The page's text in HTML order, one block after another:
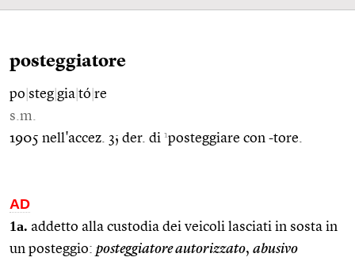
posteggiatore
po steg gia tó re
s.m.
1905 nell'accez. 3; der. di 1posteggiare con -tore.
AD
1a. addetto alla custodia dei veicoli lasciati in sosta in
un posteggio: posteggiatore autorizzato, abusivo